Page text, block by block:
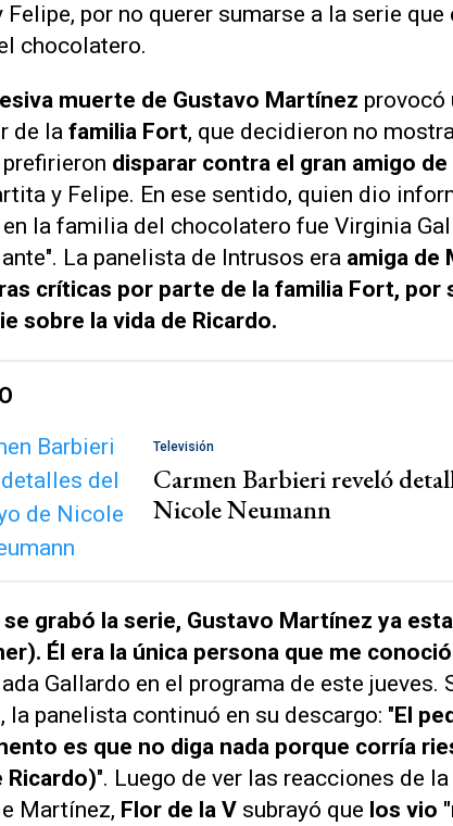
por no querer sumarse a la serie que
chocolatero.
muerte de Gustavo Martínez provocó
de la familia Fort, que decidieron no
disparar contra el gran amigo de
y Felipe. En ese sentido, quien dio
en la familia del chocolatero fue Virginia
La panelista de Intrusos era amiga de
críticas por parte de la familia Fort, por
sobre la vida de Ricardo.
Televisión
Carmen Barbieri reveló
Nicole Neumann
se grabó la serie, Gustavo Martínez ya
Él era la única persona que me conoció
Gallardo en el programa de este jueves.
la panelista continuó en su descargo: "El
es que no diga nada porque corría
Ricardo)". Luego de ver las reacciones de
Martínez, Flor de la V subrayó que los vio